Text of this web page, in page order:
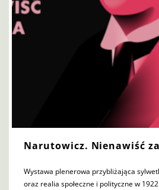
Narutowicz. Nienawiść
Wystawa plenerowa przybliżająca
oraz realia społeczne i polityczne w